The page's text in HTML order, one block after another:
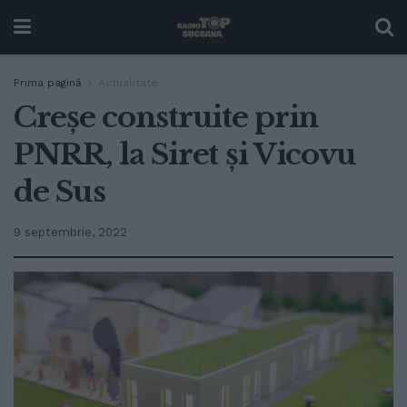
Prima pagină Actualitate
Creșe construite prin
PNRR, la Siret și Vicovu
de Sus
9 septembrie, 2022